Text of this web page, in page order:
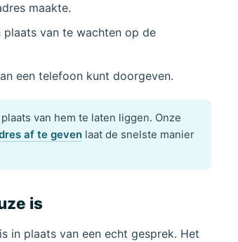
maakte.
van te wachten op de
een telefoon kunt doorgeven.
van hem te laten liggen. Onze
af te geven laat de snelste manier
is
in plaats van een echt gesprek. Het